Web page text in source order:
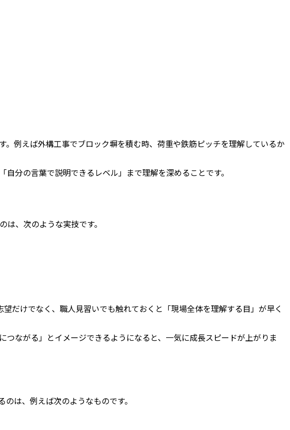
例えば外構工事でブロック塀を積む時、荷重や鉄筋ピッチを理解しているか
分の言葉で説明できるレベル」まで理解を深めることです。
、次のような実技です。
だけでなく、職人見習いでも触れておくと「現場全体を理解する目」が早く
ながる」とイメージできるようになると、一気に成長スピードが上がりま
は、例えば次のようなものです。